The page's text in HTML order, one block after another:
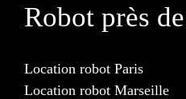
Robot près
Location robot Paris
Location robot Marseille